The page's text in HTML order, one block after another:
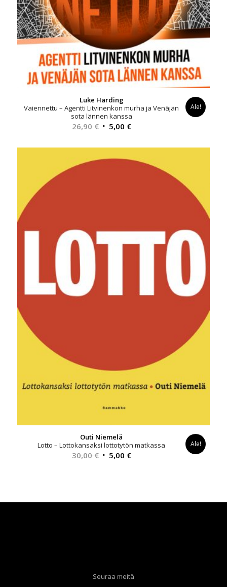
Luke Harding
Vaiennettu – Agentti Litvinenkon murha ja Venäjän
sota lännen kanssa
26,90€ Alkuperäinen
oli:
26,90 €.
5,00 €Nykyinen
on:
5,00 €.
Ale!
Outi Niemelä
Lotto – Lottokansaksi lottotytön matkassa
30,00€ Alkuperäinen
5,00 €Nykyinen
Ale!
Seuraa meitä